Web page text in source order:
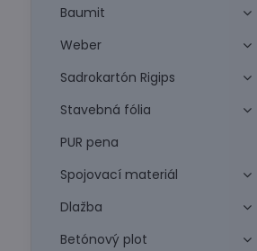
Baumit
Weber
Sadrokartón Rigips
Stavebná fólia
PUR pena
Spojovací materiál
Dlažba
Betónový plot